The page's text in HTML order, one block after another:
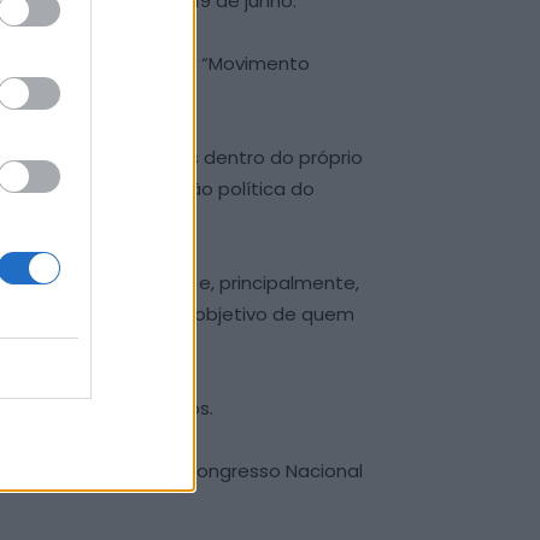
dar continuidade ao “Movimento
sensibilidades dentro do próprio
deve ser a orientação política do
vontade, dinâmica e, principalmente,
partido, o grande objetivo de quem
há três mandatos.
delegados ao Congresso Nacional